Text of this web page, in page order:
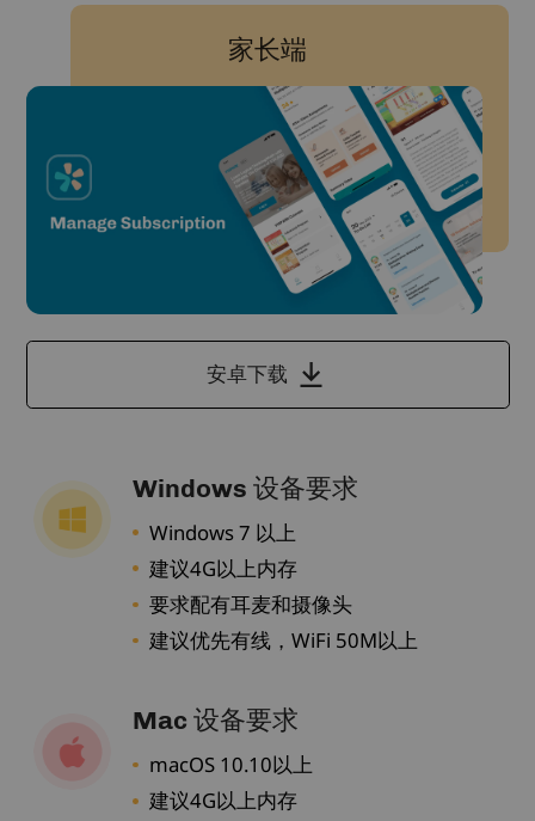
家长端
安卓下载
Windows 设备要求
Windows 7 以上
建议4G以上内存
要求配有耳麦和摄像头
建议优先有线，WiFi 50M以上
Mac 设备要求
macOS 10.10以上
建议4G以上内存